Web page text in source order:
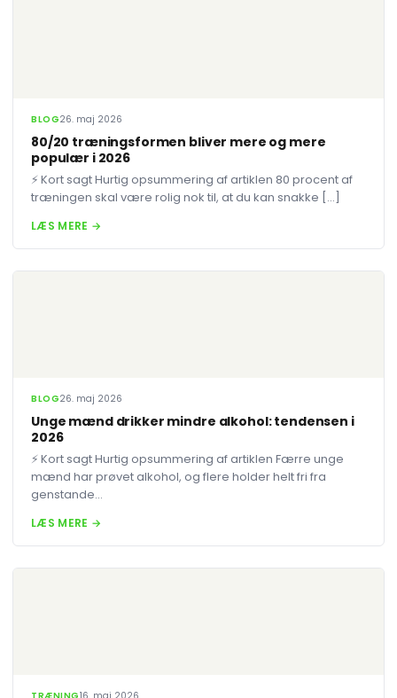
BLOG26. maj 2026
80/20 træningsformen bliver mere og mere
populær i 2026
⚡ Kort sagt Hurtig opsummering af artiklen 80 procent af
træningen skal være rolig nok til, at du kan snakke […]
LÆS MERE →
BLOG26. maj 2026
Unge mænd drikker mindre alkohol: tendensen i
2026
⚡ Kort sagt Hurtig opsummering af artiklen Færre unge
mænd har prøvet alkohol, og flere holder helt fri fra
genstande...
LÆS MERE →